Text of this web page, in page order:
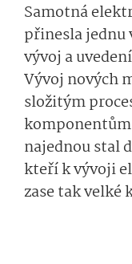
Samotná
přinesla jednu
vývoj a
Vývoj nových
složitým
najednou stal
kteří k vývoji
zase tak velké